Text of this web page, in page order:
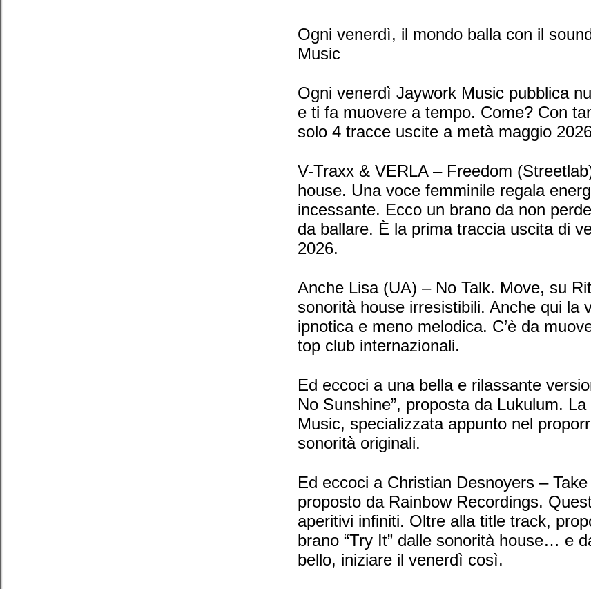
Ogni venerdì, il mondo balla con il
Music
Ogni venerdì Jaywork Music pubblica
e ti fa muovere a tempo. Come? Con
solo 4 tracce uscite a metà maggio
V-Traxx & VERLA – Freedom
house. Una voce femminile regala
incessante. Ecco un brano da non
da ballare. È la prima traccia uscita di
2026.
Anche Lisa (UA) – No Talk. Move, su
sonorità house irresistibili. Anche qui la
ipnotica e meno melodica. C’è da
top club internazionali.
Ed eccoci a una bella e rilassante
No Sunshine”, proposta da Lukulum.
Music, specializzata appunto nel
sonorità originali.
Ed eccoci a Christian Desnoyers –
proposto da Rainbow Recordings.
aperitivi infiniti. Oltre alla title track,
brano “Try It” dalle sonorità house… e
bello, iniziare il venerdì così.